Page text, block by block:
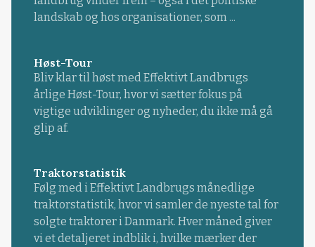
landskab og hos organisationer, som ...
Høst-Tour
Bliv klar til høst med Effektivt Landbrugs
årlige Høst-Tour, hvor vi sætter fokus på
vigtige udviklinger og nyheder, du ikke må gå
glip af.
Traktorstatistik
Følg med i Effektivt Landbrugs månedlige
traktorstatistik, hvor vi samler de nyeste tal for
solgte traktorer i Danmark. Hver måned giver
vi et detaljeret indblik i, hvilke mærker der